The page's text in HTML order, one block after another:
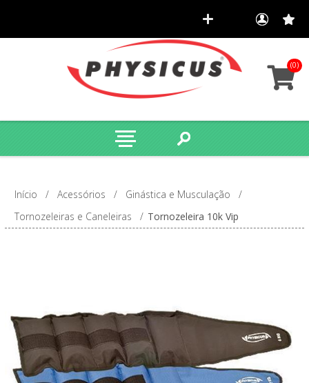
(0)
Início / Acessórios / Ginástica e Musculação
/
Tornozeleiras e Caneleiras
/ Tornozeleira 10k Vip